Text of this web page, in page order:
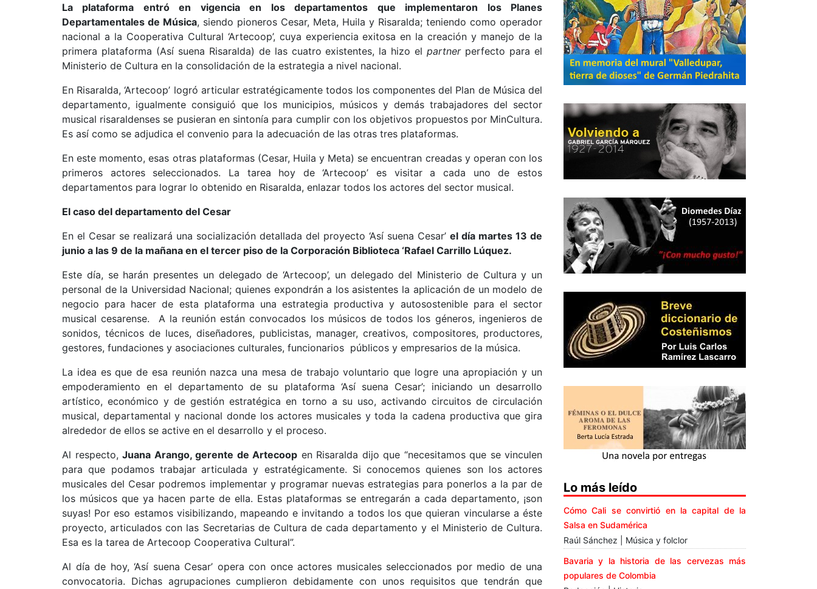
La plataforma entró en vigencia en los departamentos que implementaron los Planes
Departamentales de Música, siendo pioneros Cesar, Meta, Huila y Risaralda; teniendo como operador
nacional a la Cooperativa Cultural ‘Artecoop’, cuya experiencia exitosa en la creación y manejo de la
primera plataforma (Así suena Risaralda) de las cuatro existentes, la hizo elpartnerperfecto para el
Ministerio de Cultura en la consolidación de la estrategia a nivel nacional.
En Risaralda, ‘Artecoop’ logró articular estratégicamente todos los componentes del Plan de Música del
departamento, igualmente consiguió que los municipios, músicos y demás trabajadores del sector
musical risaraldenses se pusieran en sintonía para cumplir con los objetivos propuestos por MinCultura.
Es así como se adjudica el convenio para la adecuación de las otras tres plataformas.
En este momento, esas otras plataformas (Cesar, Huila y Meta) se encuentran creadas y operan con los
primeros actores seleccionados. La tarea hoy de ‘Artecoop’ es visitar a cada uno de estos
departamentos para lograr lo obtenido en Risaralda, enlazar todos los actores del sector musical.
El caso del departamento del Cesar
En el Cesar se realizará una socialización detallada del proyecto ‘Así suena Cesar’ el día martes 13 de
junio a las 9 de la mañana en el tercer piso de la Corporación Biblioteca ‘Rafael Carrillo Lúquez.
Este día, se harán presentes un delegado de ‘Artecoop’, un delegado del Ministerio de Cultura y un
personal de la Universidad Nacional; quienes expondrán a los asistentes la aplicación de un modelo de
negocio para hacer de esta plataforma una estrategia productiva y autosostenible para el sector
musical cesarense. A la reunión están convocados los músicos de todos los géneros, ingenieros de
sonidos, técnicos de luces, diseñadores, publicistas, manager, creativos, compositores, productores,
gestores, fundaciones y asociaciones culturales, funcionarios públicos y empresarios de la música.
La idea es que de esa reunión nazca una mesa de trabajo voluntario que logre una apropiación y un
empoderamiento en el departamento de su plataforma ‘Así suena Cesar’; iniciando un desarrollo
artístico, económico y de gestión estratégica en torno a su uso, activando circuitos de circulación
musical, departamental y nacional donde los actores musicales y toda la cadena productiva que gira
alrededor de ellos se active en el desarrollo y el proceso.
Al respecto, Juana Arango, gerente de Artecoop en Risaralda dijo que “necesitamos que se vinculen
para que podamos trabajar articulada y estratégicamente. Si conocemos quienes son los actores
musicales del Cesar podremos implementar y programar nuevas estrategias para ponerlos a la par de
los músicos que ya hacen parte de ella. Estas plataformas se entregarán a cada departamento, ¡son
suyas! Por eso estamos visibilizando, mapeando e invitando a todos los que quieran vincularse a éste
proyecto, articulados con las Secretarias de Cultura de cada departamento y el Ministerio de Cultura.
Esa es la tarea de Artecoop Cooperativa Cultural”.
Al día de hoy, ‘Así suena Cesar’ opera con once actores musicales seleccionados por medio de una
convocatoria. Dichas agrupaciones cumplieron debidamente con unos requisitos que tendrán que
Lo más leído
Cómo Cali se convirtió en la capital de la
Salsa en Sudamérica
Raúl Sánchez | Música y folclor
Bavaria y la historia de las cervezas más
populares de Colombia